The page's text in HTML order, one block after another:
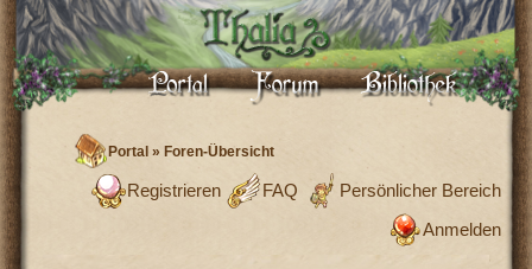
Portal »Foren-Übersicht
Persönlicher Bereich
FAQ
Registrieren
Anmelden